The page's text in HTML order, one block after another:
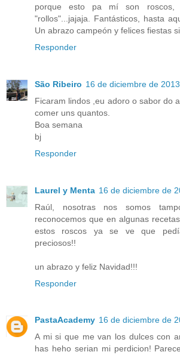
porque esto pa mí son
"rollos"...jajaja. Fantásticos, hasta
Un abrazo campeón y felices fiestas
Responder
São Ribeiro 16 de diciembre de
Ficaram lindos ,eu adoro o sabor do
comer uns quantos.
Boa semana
bj
Responder
Laurel y Menta 16 de diciembre de
Raúl, nosotras nos somos
reconocemos que en algunas
estos roscos ya se ve que
preciosos!!
un abrazo y feliz Navidad!!!
Responder
PastaAcademy 16 de diciembre de
A mi si que me van los dulces con
has heho serian mi perdicion!